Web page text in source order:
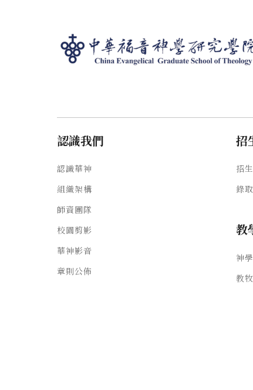
認識我們
認識華神
組織架構
師資團隊
校園剪影
華神影音
章則公佈
招
招
錄
教
神
教